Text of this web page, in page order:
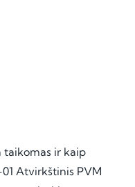
taikomas ir kaip
Atvirkštinis PVM